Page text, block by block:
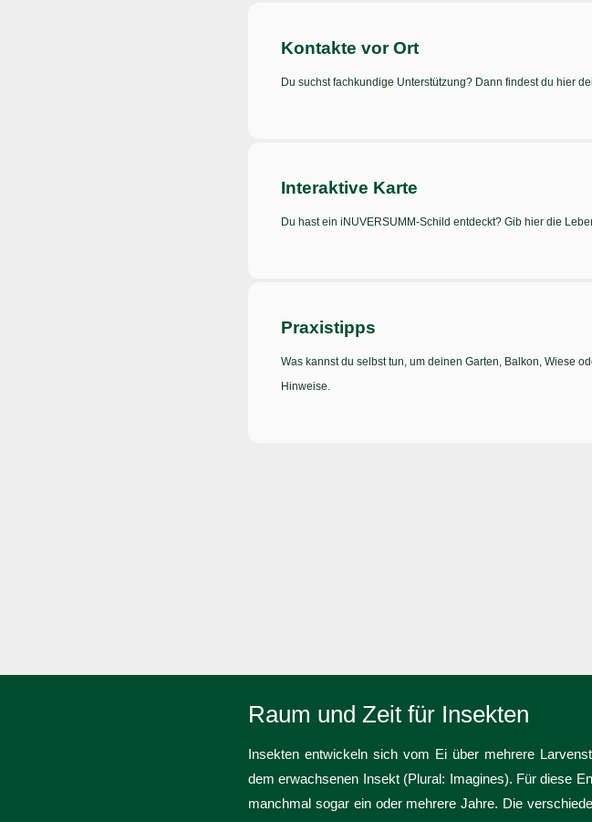
Kontakte vor Ort
Du suchst fachkundige Unterstützung? Dann findest du hier
Interaktive Karte
Du hast ein iNUVERSUMM-Schild entdeckt? Gib hier die
Praxistipps
Was kannst du selbst tun, um deinen Garten, Balkon, Wiese
Hinweise.
Raum und Zeit für Insekten
Insekten entwickeln sich vom Ei über mehrere
dem erwachsenen Insekt (Plural: Imagines). Für diese
manchmal sogar ein oder mehrere Jahre. Die